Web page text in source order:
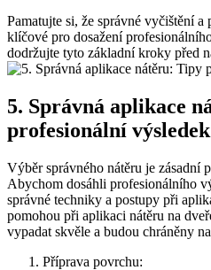
Pamatujte si, že správné vyčištění
klíčové pro dosažení
dodržujte tyto základní kroky před
5. Správná aplikace
profesionální výsledek
Výběr správného nátěru je zásadní
Abychom dosáhli profesionálního
správné techniky a postupy při
pomohou při aplikaci nátěru na
vypadat skvěle a budou chráněny
Příprava povrchu: